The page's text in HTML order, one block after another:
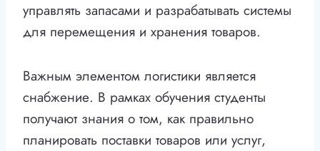
управлять запасами и разрабатывать системы
для перемещения и хранения товаров.
Важным элементом логистики является
снабжение. В рамках обучения студенты
получают знания о том, как правильно
планировать поставки товаров или услуг,